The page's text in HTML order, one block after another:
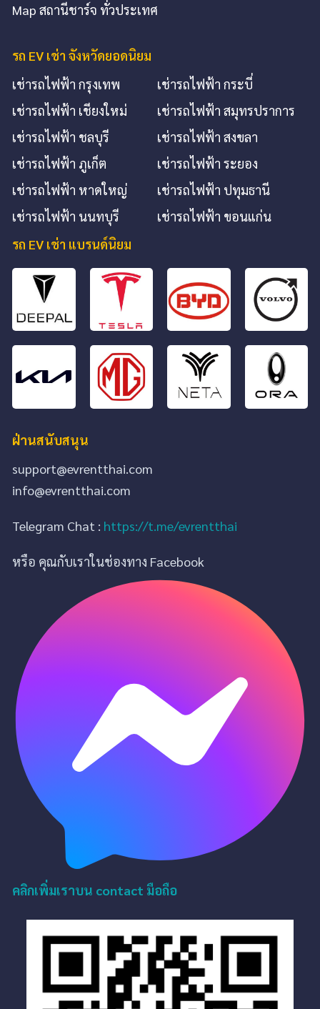
Map สถานีชาร์จ ทั่วประเทศ
รถ EV เช่า จังหวัดยอดนิยม
เช่ารถไฟฟ้า กรุงเทพ
เช่ารถไฟฟ้า เชียงใหม่
เช่ารถไฟฟ้า ชลบุรี
เช่ารถไฟฟ้า ภูเก็ต
เช่ารถไฟฟ้า หาดใหญ่
เช่ารถไฟฟ้า นนทบุรี
เช่ารถไฟฟ้า กระบี่
เช่ารถไฟฟ้า สมุทรปราการ
เช่ารถไฟฟ้า สงขลา
เช่ารถไฟฟ้า ระยอง
เช่ารถไฟฟ้า ปทุมธานี
เช่ารถไฟฟ้า ขอนแก่น
รถ EV เช่า แบรนด์นิยม
ฝ่านสนับสนุน
support@evrentthai.com
info@evrentthai.com
Telegram Chat : https://t.me/evrentthai
หรือ คุณกับเราในช่องทาง Facebook
คลิกเพิ่มเราบน contact มือถือ